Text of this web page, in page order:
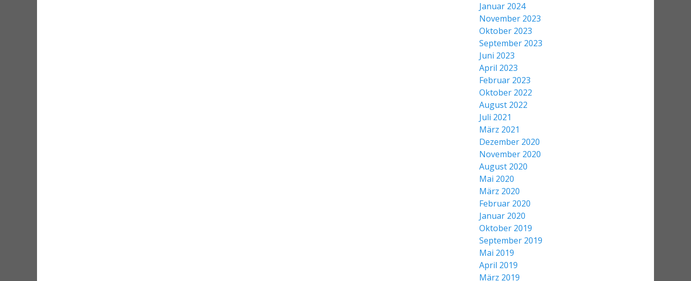
Januar 2024
November 2023
Oktober 2023
September 2023
Juni 2023
April 2023
Februar 2023
Oktober 2022
August 2022
Juli 2021
März 2021
Dezember 2020
November 2020
August 2020
Mai 2020
März 2020
Februar 2020
Januar 2020
Oktober 2019
September 2019
Mai 2019
April 2019
März 2019